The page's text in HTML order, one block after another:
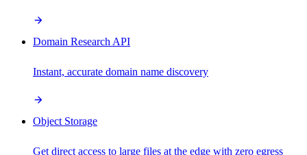
Domain Research API
Instant, accurate domain name discovery
Object Storage
Get direct access to large files at the edge with zero egress